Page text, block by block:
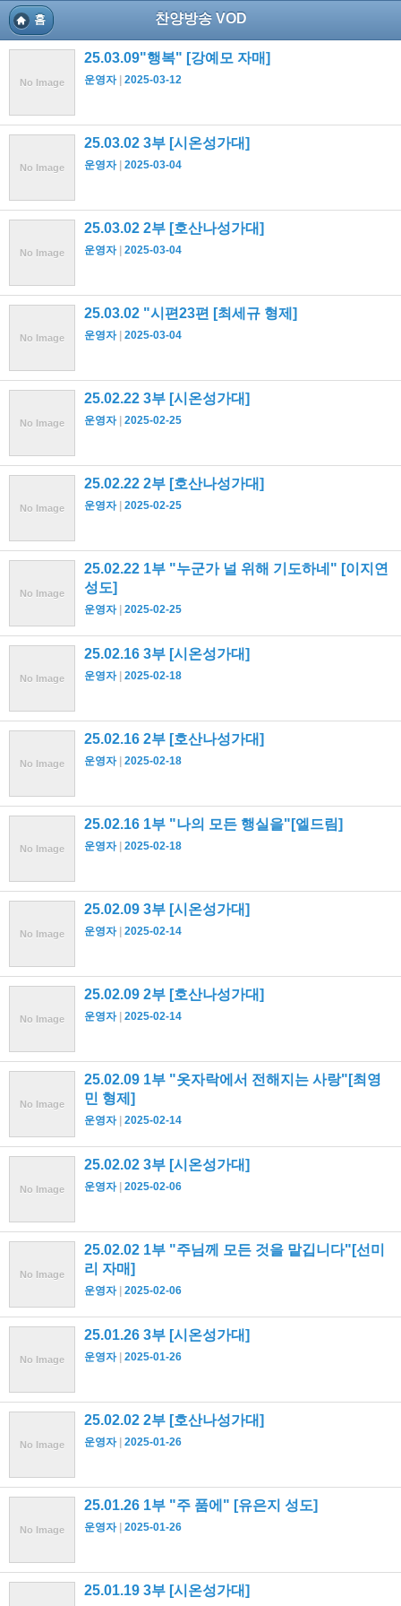
찬양방송 VOD
홈
No Image
25.03.09"행복" [강예모 자매]
운영자 2025-03-12
No Image
25.03.02 3부 [시온성가대]
운영자 2025-03-04
No Image
25.03.02 2부 [호산나성가대]
운영자 2025-03-04
No Image
25.03.02 "시편23편 [최세규 형제]
운영자 2025-03-04
No Image
25.02.22 3부 [시온성가대]
운영자 2025-02-25
No Image
25.02.22 2부 [호산나성가대]
운영자 2025-02-25
No Image
25.02.22 1부 "누군가 널 위해 기도하네" [이지연
성도]
운영자 2025-02-25
No Image
25.02.16 3부 [시온성가대]
운영자 2025-02-18
No Image
25.02.16 2부 [호산나성가대]
운영자 2025-02-18
No Image
25.02.16 1부 "나의 모든 행실을"[엘드림]
운영자 2025-02-18
No Image
25.02.09 3부 [시온성가대]
운영자 2025-02-14
No Image
25.02.09 2부 [호산나성가대]
운영자 2025-02-14
No Image
25.02.09 1부 "옷자락에서 전해지는 사랑"[최영
민 형제]
운영자 2025-02-14
No Image
25.02.02 3부 [시온성가대]
운영자 2025-02-06
No Image
25.02.02 1부 "주님께 모든 것을 맡깁니다"[선미
리 자매]
운영자 2025-02-06
No Image
25.01.26 3부 [시온성가대]
운영자 2025-01-26
No Image
25.02.02 2부 [호산나성가대]
운영자 2025-01-26
No Image
25.01.26 1부 "주 품에" [유은지 성도]
운영자 2025-01-26
25.01.19 3부 [시온성가대]